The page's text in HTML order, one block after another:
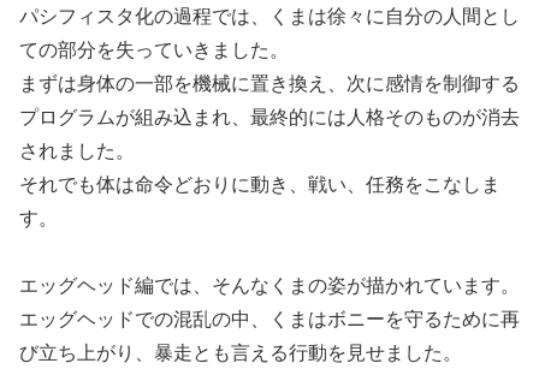
パシフィスタ化の過程では、くまは徐々に自分の人間とし
ての部分を失っていきました。
まずは身体の一部を機械に置き換え、次に感情を制御する
プログラムが組み込まれ、最終的には人格そのものが消去
されました。
それでも体は命令どおりに動き、戦い、任務をこなしま
す。
エッグヘッド編では、そんなくまの姿が描かれています。
エッグヘッドでの混乱の中、くまはボニーを守るために再
び立ち上がり、暴走とも言える行動を見せました。